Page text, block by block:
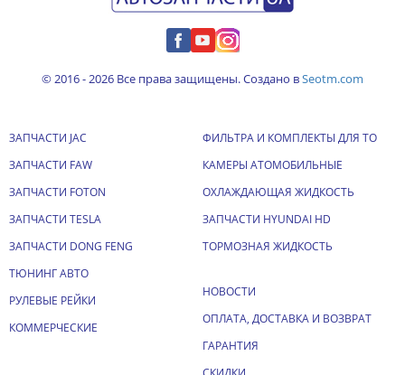
© 2016 - 2026 Все права защищены. Создано вSeotm.com
ЗАПЧАСТИ JAC
ЗАПЧАСТИ FAW
ЗАПЧАСТИ FOTON
ЗАПЧАСТИ TESLA
ЗАПЧАСТИ DONG FENG
ТЮНИНГ АВТО
РУЛЕВЫЕ РЕЙКИ
КОММЕРЧЕСКИЕ
ФИЛЬТРА И КОМПЛЕКТЫ ДЛЯ ТО
КАМЕРЫ АТОМОБИЛЬНЫЕ
ОХЛАЖДАЮЩАЯ ЖИДКОСТЬ
ЗАПЧАСТИ HYUNDAI HD
ТОРМОЗНАЯ ЖИДКОСТЬ
НОВОСТИ
ОПЛАТА, ДОСТАВКА И ВОЗВРАТ
ГАРАНТИЯ